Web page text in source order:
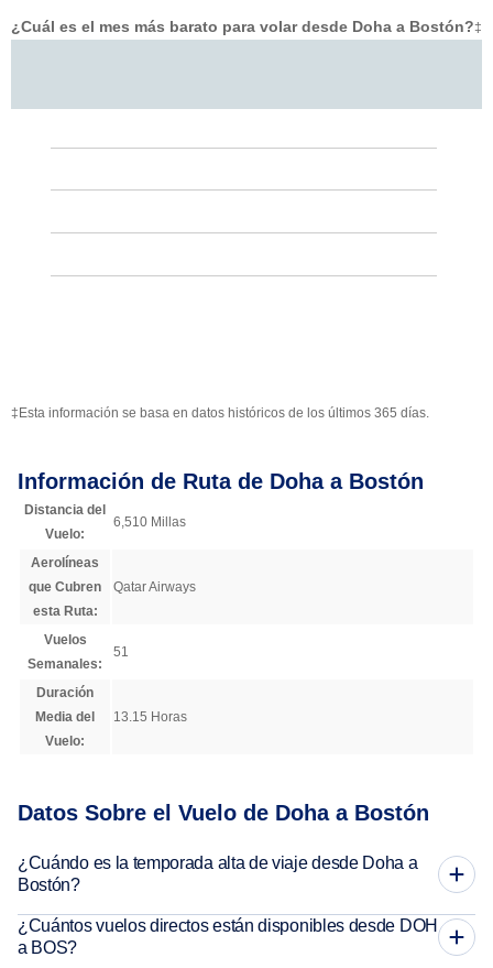
¿Cuál es el mes más barato para volar desde Doha a Bostón?‡
‡Esta información se basa en datos históricos de los últimos 365 días.
Información de Ruta de Doha a Bostón
Distancia del
Vuelo:
6,510 Millas
Aerolíneas
que Cubren
esta Ruta:
Qatar Airways
Vuelos
Semanales:
51
Duración
Media del
Vuelo:
13.15 Horas
Datos Sobre el Vuelo de Doha a Bostón
¿Cuándo es la temporada alta de viaje desde Doha a
Bostón?
¿Cuántos vuelos directos están disponibles desde DOH
a BOS?